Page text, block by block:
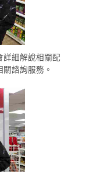
詳細解說相關配
諮詢服務。